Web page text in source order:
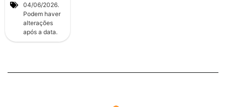
04/06/2026.
Podem haver
alterações
após a data.